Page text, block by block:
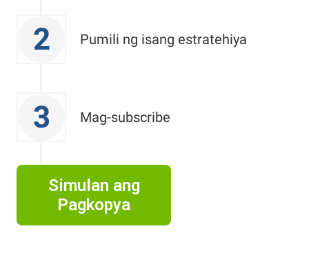
2
3
Simulan ang
Pagkopya
Pumili ng isang estratehiya
Mag-subscribe